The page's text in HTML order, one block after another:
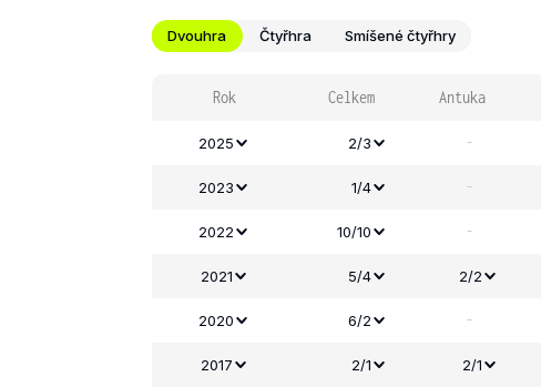
Dvouhra Čtyřhra Smíšené čtyřhry
Rok Celkem Antuka
2025 2/3 -
2023 1/4 -
2022 10/10 -
2021 5/4 2/2
2020 6/2 -
2017 2/1 2/1